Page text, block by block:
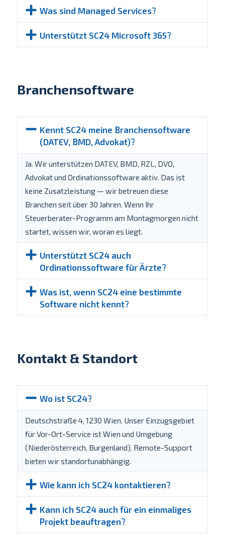
Was sind Managed Services?
Unterstützt SC24 Microsoft 365?
Branchensoftware
Kennt SC24 meine Branchensoftware
(DATEV, BMD, Advokat)?
Ja. Wir unterstützen DATEV, BMD, RZL, DVO,
Advokat und Ordinationssoftware aktiv. Das ist
keine Zusatzleistung — wir betreuen diese
Branchen seit über 30 Jahren. Wenn Ihr
Steuerberater-Programm am Montagmorgen nicht
startet, wissen wir, woran es liegt.
Unterstützt SC24 auch
Ordinationssoftware für Ärzte?
Was ist, wenn SC24 eine bestimmte
Software nicht kennt?
Kontakt & Standort
Wo ist SC24?
Deutschstraße 4, 1230 Wien. Unser Einzugsgebiet
für Vor-Ort-Service ist Wien und Umgebung
(Niederösterreich, Burgenland). Remote-Support
bieten wir standortunabhängig.
Wie kann ich SC24 kontaktieren?
Kann ich SC24 auch für ein einmaliges
Projekt beauftragen?